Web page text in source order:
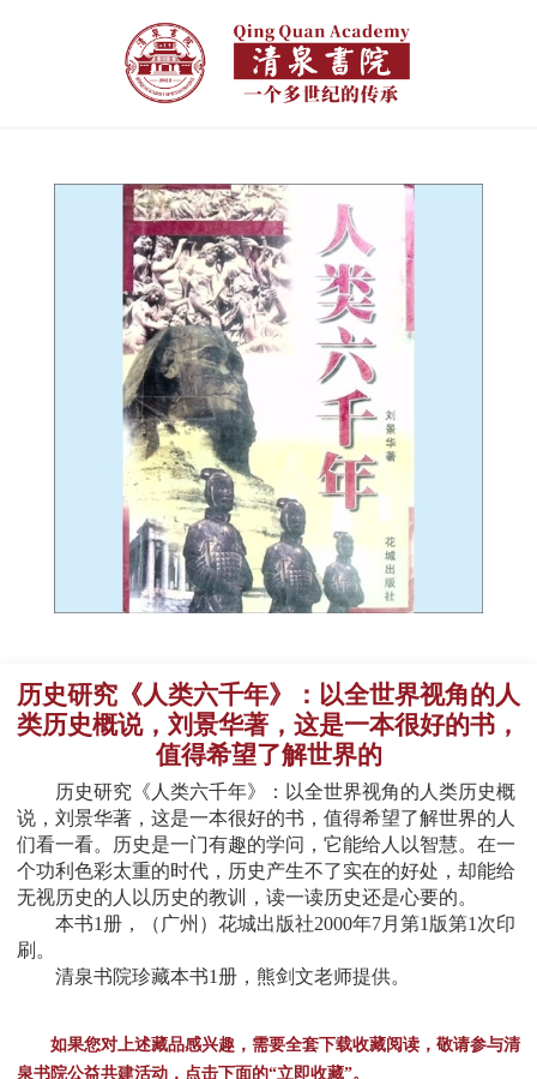
历史研究《人类六千年》：以全世界视角的人
类历史概说，刘景华著，这是一本很好的书，
值得希望了解世界的
历史研究《人类六千年》：以全世界视角的人类历史概
说，刘景华著，这是一本很好的书，值得希望了解世界的人
们看一看。历史是一门有趣的学问，它能给人以智慧。在一
个功利色彩太重的时代，历史产生不了实在的好处，却能给
无视历史的人以历史的教训，读一读历史还是心要的。
本书1册，（广州）花城出版社2000年7月第1版第1次印
刷。
清泉书院珍藏本书1册，熊剑文老师提供。
如果您对上述藏品感兴趣，需要全套下载收藏阅读，敬请参与清
泉书院公益共建活动，点击下面的“立即收藏”。